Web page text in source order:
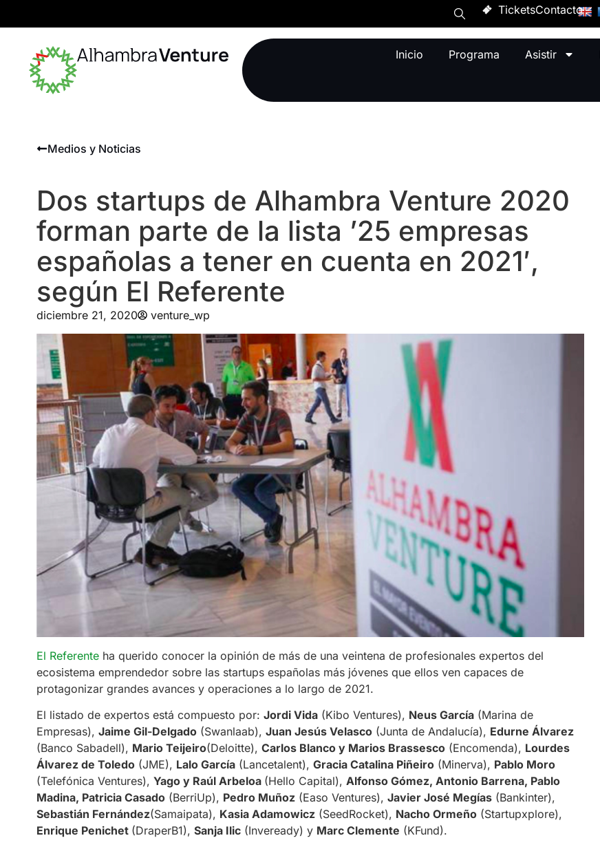
TicketsContacto
Inicio Programa Asistir
Medios y Noticias
Dos startups de Alhambra Venture 2020
forman parte de la lista ’25 empresas
españolas a tener en cuenta en 2021′,
según El Referente
diciembre 21, 2020 venture_wp
El Referenteha querido conocer la opinión de más de una veintena de profesionales expertos del
ecosistema emprendedor sobre las startups españolas más jóvenes que ellos ven capaces de
protagonizar grandes avances y operaciones a lo largo de 2021.
El listado de expertos está compuesto por: Jordi Vida(Kibo Ventures), Neus García(Marina de
Empresas), Jaime Gil-Delgado(Swanlaab), Juan Jesús Velasco(Junta de Andalucía), Edurne Álvarez
(Banco Sabadell), Mario Teijeiro(Deloitte), Carlos Blanco y Marios Brassesco(Encomenda), Lourdes
Álvarez de Toledo(JME), Lalo García(Lancetalent), Gracia Catalina Piñeiro(Minerva), Pablo Moro
(Telefónica Ventures), Yago y Raúl Arbeloa (Hello Capital), Alfonso Gómez, Antonio Barrena, Pablo
Madina, Patricia Casado(BerriUp), Pedro Muñoz(Easo Ventures), Javier José Megías(Bankinter),
Sebastián Fernández(Samaipata), Kasia Adamowicz(SeedRocket), Nacho Ormeño(Startupxplore),
Enrique Penichet (DraperB1), Sanja Ilic(Inveready) y Marc Clemente (KFund).